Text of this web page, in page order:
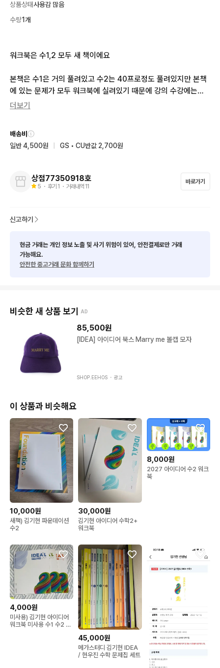
상품상태사용감 많음
수량1개
워크북은 수1,2 모두 새 책이에요
본책은 수1은 거의 풀려있고 수2는 40프로정도 풀려있지만 본책
에 있는 문제가 모두 워크북에 실려있기 때문에 강의 수강에는
전혀 문제 없으실 겁니다!
* 다른 책과 함께 3권 이상 구매 시에는 배송비 무료로 해드려요!
더보기
배송비
일반 4,500원
GS • CU반값 2,700원
상점77350918호
5 ・ 후기 1 ・ 거래내역 11
바로가기
신고하기
현금 거래는 개인 정보 노출 및 사기 위험이 있어, 안전결제로만 거래
가능해요.
안전한 중고거래 문화 함께하기
비슷한 새 상품 보기 AD
85,500원
[IDEA] 아이디어 북스 Marry me 볼캡 모자
SHOP.EEHOS ・ 광고
이 상품과 비슷해요
10,000원
새책) 김기현 파운데이션
수2
30,000원
김기현 아이디어 수학2+
워크북
8,000원
2027 아이디어 수2 워크
북
4,000원
미사용) 김기현 아이디어
워크북 미사용 수1 수2 미
45,000원
메가스터디 김기현 IDEA
/ 현우진 수학 문제집 세트